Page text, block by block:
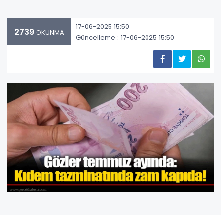
2739 OKUNMA
17-06-2025 15:50
Güncelleme : 17-06-2025 15:50